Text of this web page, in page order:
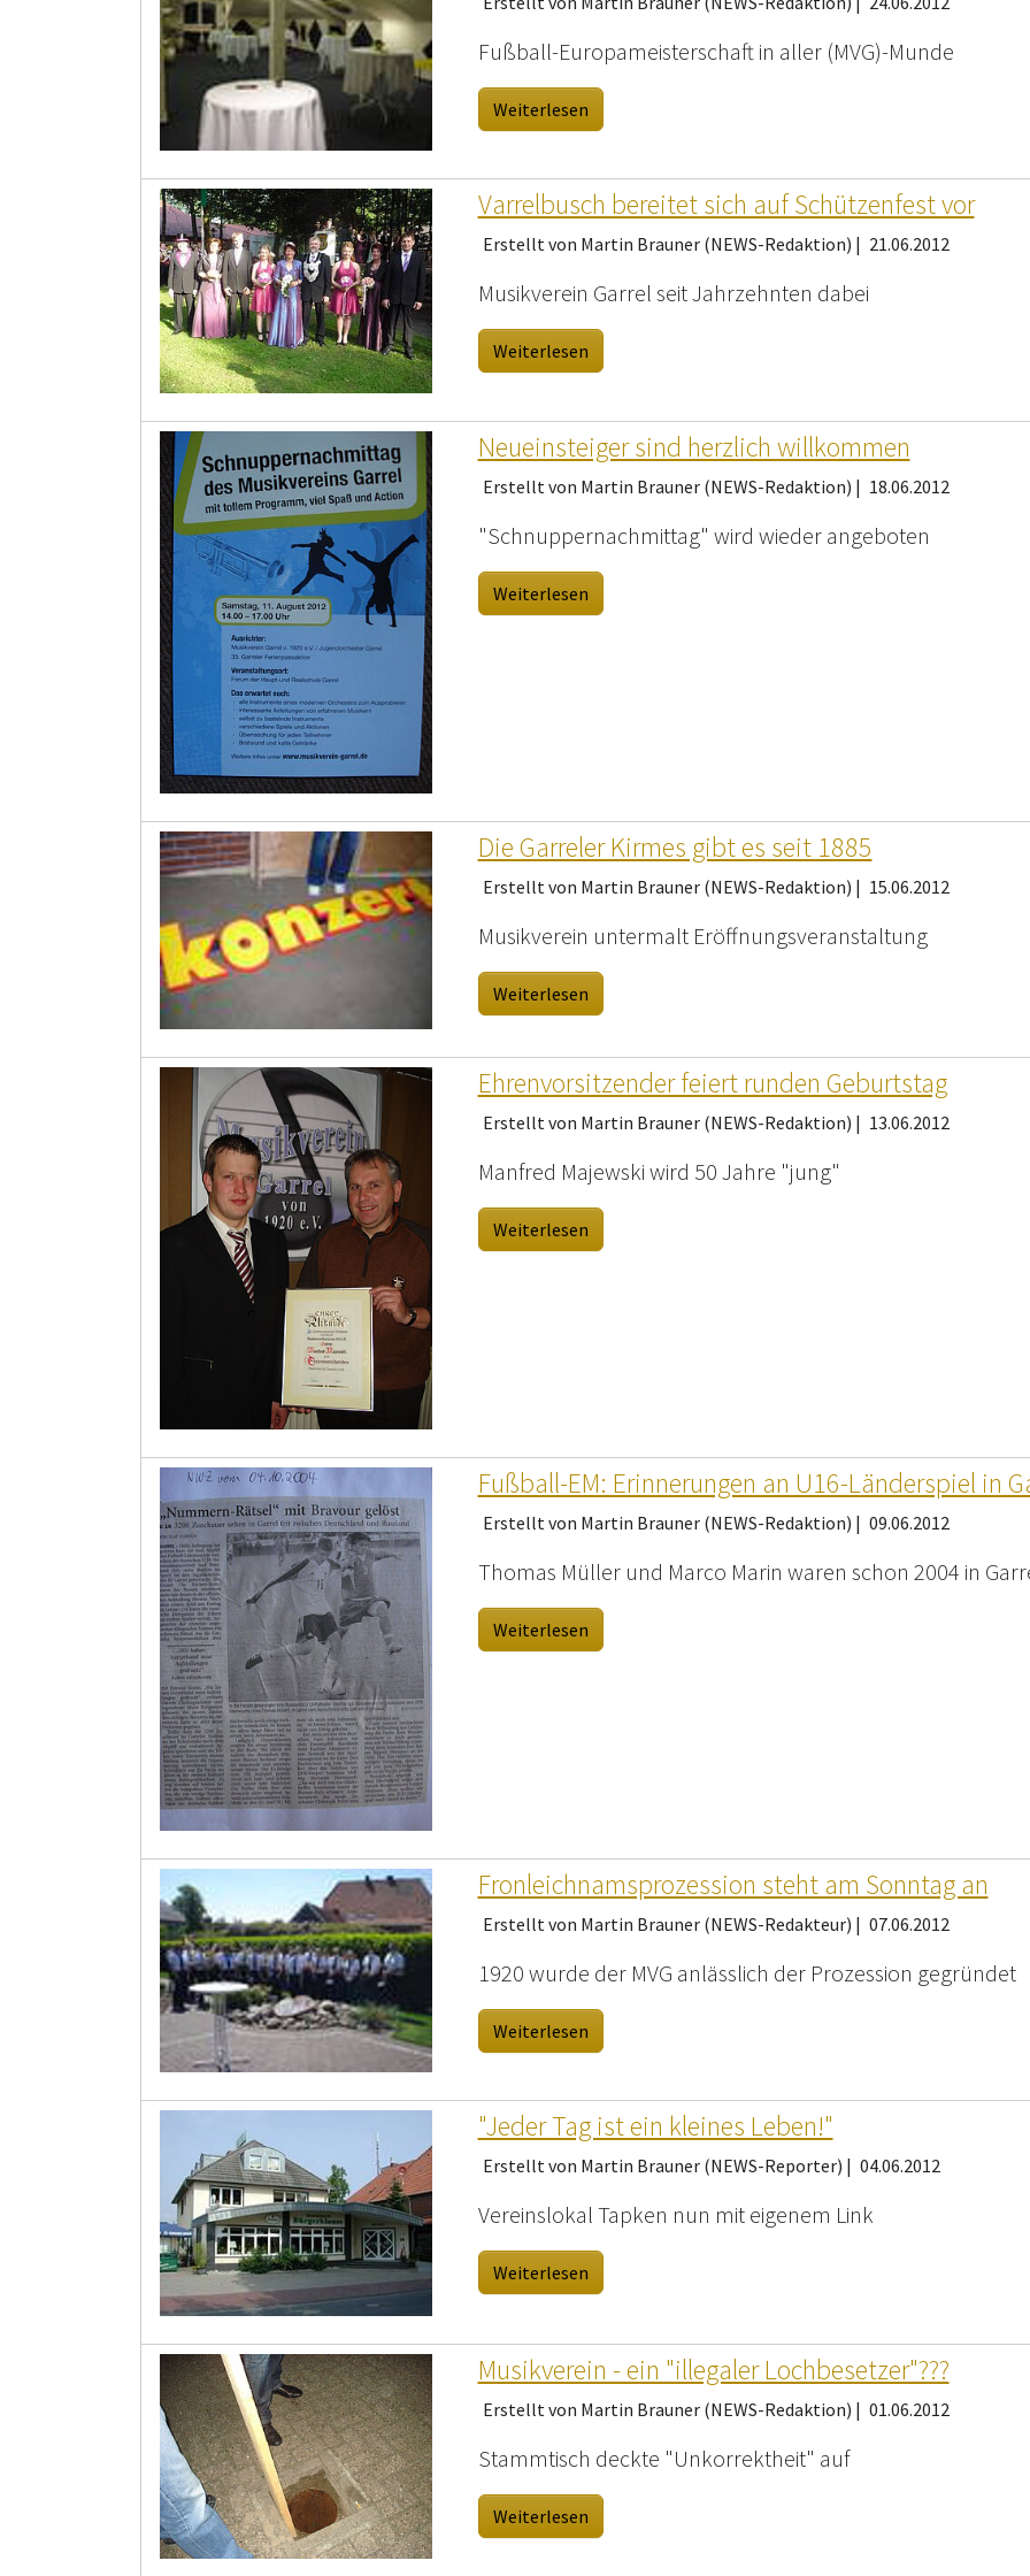
Fußball-Europameisterschaft in aller (MVG)-Munde
Weiterlesen
Varrelbusch bereitet sich auf Schützenfest vor
Erstellt von Martin Brauner (NEWS-Redaktion) | 21.06.2012
Musikverein Garrel seit Jahrzehnten dabei
Weiterlesen
Neueinsteiger sind herzlich willkommen
Erstellt von Martin Brauner (NEWS-Redaktion) | 18.06.2012
"Schnuppernachmittag" wird wieder angeboten
Weiterlesen
Die Garreler Kirmes gibt es seit 1885
Erstellt von Martin Brauner (NEWS-Redaktion) | 15.06.2012
Musikverein untermalt Eröffnungsveranstaltung
Weiterlesen
Ehrenvorsitzender feiert runden Geburtstag
Erstellt von Martin Brauner (NEWS-Redaktion) | 13.06.2012
Manfred Majewski wird 50 Jahre "jung"
Weiterlesen
Fußball-EM: Erinnerungen an U16-Länderspiel in
Erstellt von Martin Brauner (NEWS-Redaktion) | 09.06.2012
Thomas Müller und Marco Marin waren schon 2004 in
Weiterlesen
Fronleichnamsprozession steht am Sonntag an
Erstellt von Martin Brauner (NEWS-Redakteur) | 07.06.2012
1920 wurde der MVG anlässlich der Prozession gegründet
Weiterlesen
"Jeder Tag ist ein kleines Leben!"
Erstellt von Martin Brauner (NEWS-Reporter) | 04.06.2012
Vereinslokal Tapken nun mit eigenem Link
Weiterlesen
Musikverein - ein "illegaler Lochbesetzer"???
Erstellt von Martin Brauner (NEWS-Redaktion) | 01.06.2012
Stammtisch deckte "Unkorrektheit" auf
Weiterlesen